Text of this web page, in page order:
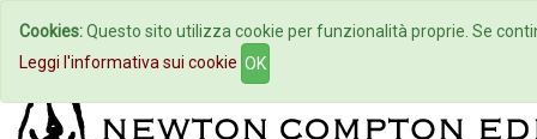
Home Autori Eventi
Cookies:Questo sito utilizza cookie per funzionalità proprie. Se
Leggi l'informativa sui cookie OK